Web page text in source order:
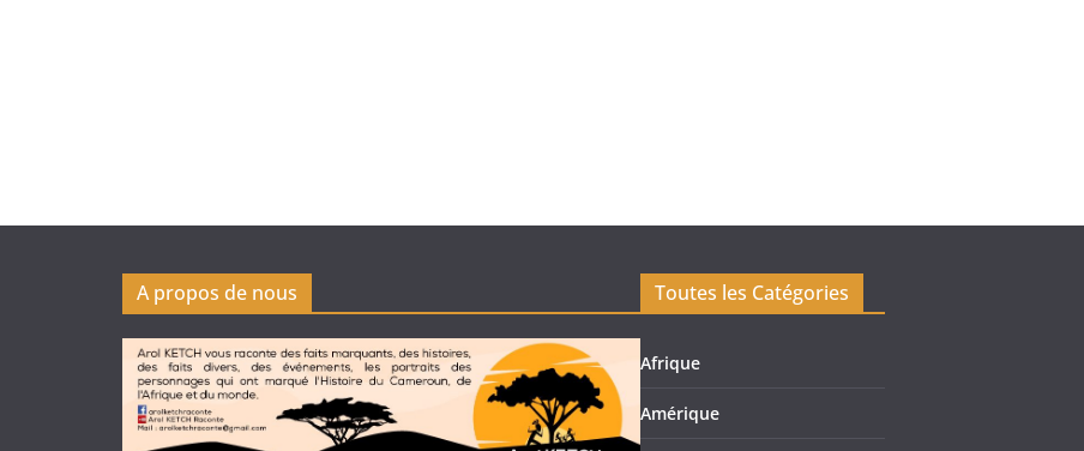
A propos de nous Toutes les Catégories
Afrique
Amérique